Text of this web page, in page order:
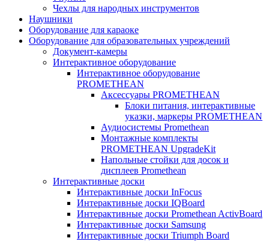
Чехлы для народных инструментов
Наушники
Оборудование для караоке
Оборудование для образовательных учреждений
Документ-камеры
Интерактивное оборудование
Интерактивное оборудование
PROMETHEAN
Аксессуары PROMETHEAN
Блоки питания, интерактивные
указки, маркеры PROMETHEAN
Аудиосистемы Promethean
Монтажные комплекты
PROMETHEAN UpgradeKit
Напольные стойки для досок и
дисплеев Promethean
Интерактивные доски
Интерактивные доски InFocus
Интерактивные доски IQBoard
Интерактивные доски Promethean ActivBoard
Интерактивные доски Samsung
Интерактивные доски Triumph Board